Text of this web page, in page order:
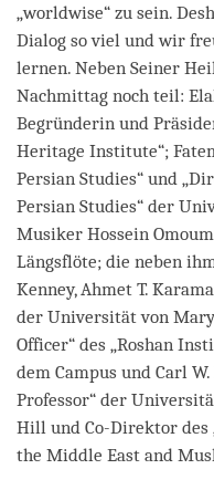
„worldwise“ zu sein.
Dialog so viel und wir
lernen. Neben Seiner
Nachmittag noch teil:
Begründerin und
Heritage Institute“;
Persian Studies“ und
Persian Studies“ der
Musiker Hossein
Längsflöte; die neben
Kenney, Ahmet T.
der Universität von
Officer“ des „Roshan
dem Campus und Carl
Professor“ der
Hill und Co-Direktor des
the Middle East and